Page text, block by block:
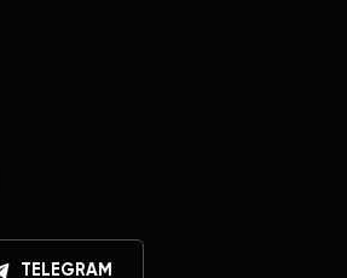
TELEGRAM